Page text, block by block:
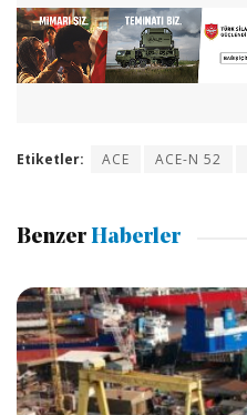
Etiketler: ACE ACE-N 52
Benzer Haberler